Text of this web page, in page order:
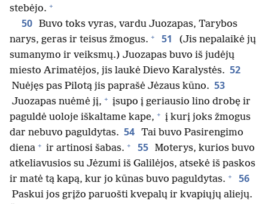
stebėjo. +
50 Buvo toks vyras, vardu Juozapas, Tarybos
narys, geras ir teisus žmogus. + 51
(Jis nepalaikė jų
sumanymo ir veiksmų.) Juozapas buvo iš judėjų
miesto Arimatėjos, jis laukė Dievo Karalystės. 52
Nuėjęs pas Pilotą jis paprašė Jėzaus kūno. 53
Juozapas nuėmė jį, + įsupo į geriausio lino drobę ir
paguldė uoloje iškaltame kape, + į kurį joks žmogus
dar nebuvo paguldytas. 54 Tai buvo Pasirengimo
diena + ir artinosi šabas. + 55 Moterys, kurios buvo
atkeliavusios su Jėzumi iš Galilėjos, atsekė iš paskos
ir matė tą kapą, kur jo kūnas buvo paguldytas. + 56
Paskui jos grįžo paruošti kvepalų ir kvapiųjų aliejų.